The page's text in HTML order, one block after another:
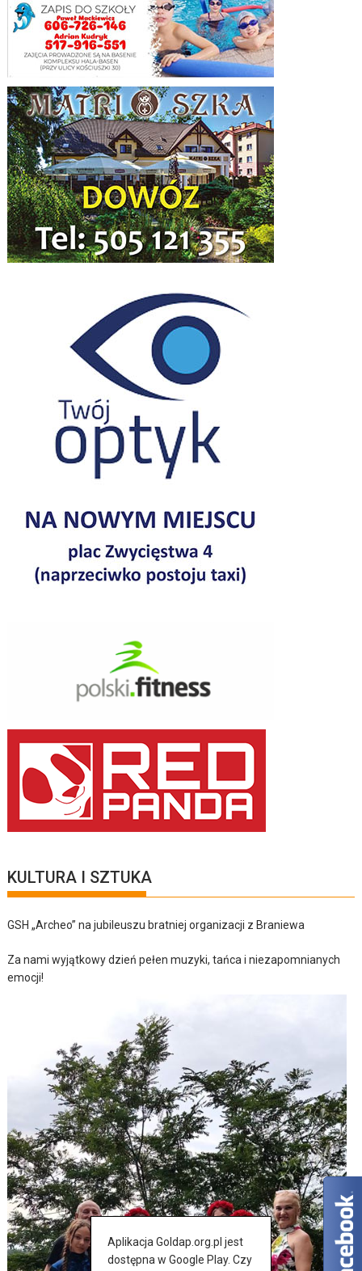
KULTURA I SZTUKA
GSH „Archeo” na jubileuszu bratniej organizacji z Braniewa
Za nami wyjątkowy dzień pełen muzyki, tańca i niezapomnianych
emocji!
Aplikacja Goldap.org.pl jest
dostępna w Google Play. Czy